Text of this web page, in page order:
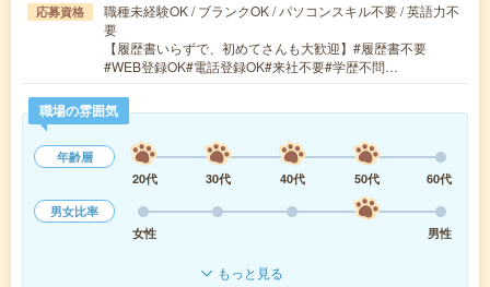
応募資格
職種未経験OK / ブランクOK / パソコンスキル不要 / 英語力不
要
【履歴書いらずで、初めてさんも大歓迎】#履歴書不要
#WEB登録OK#電話登録OK#来社不要#学歴不問…
職場の雰囲気
年齢層
20代
30代 40代 50代
60代
男女比率
女性
男性
もっと見る